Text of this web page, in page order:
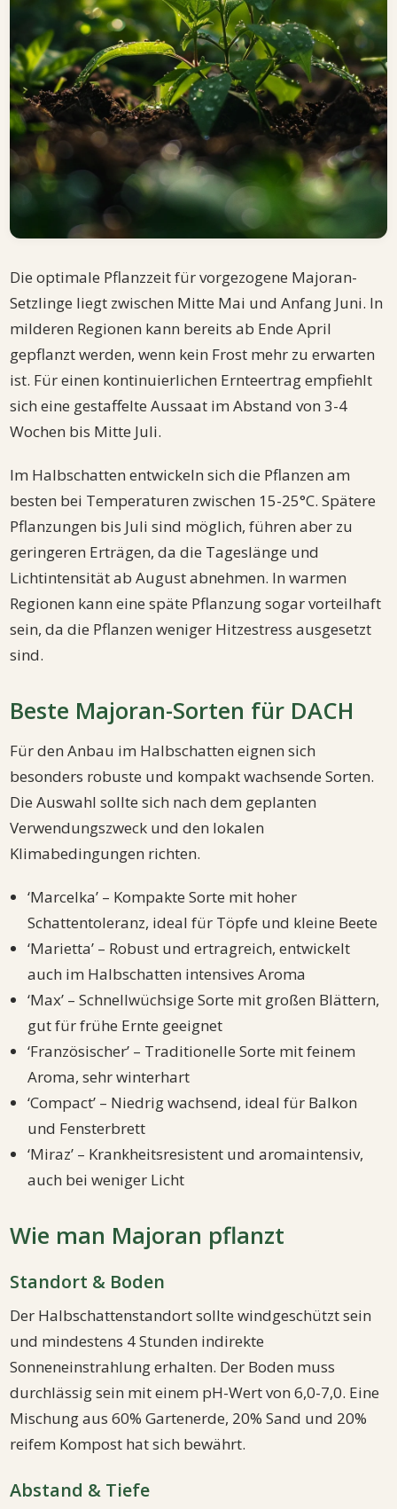
Die optimale Pflanzzeit für vorgezogene Majoran-
Setzlinge liegt zwischen Mitte Mai und Anfang Juni. In
milderen Regionen kann bereits ab Ende April
gepflanzt werden, wenn kein Frost mehr zu erwarten
ist. Für einen kontinuierlichen Ernteertrag empfiehlt
sich eine gestaffelte Aussaat im Abstand von 3-4
Wochen bis Mitte Juli.
Im Halbschatten entwickeln sich die Pflanzen am
besten bei Temperaturen zwischen 15-25°C. Spätere
Pflanzungen bis Juli sind möglich, führen aber zu
geringeren Erträgen, da die Tageslänge und
Lichtintensität ab August abnehmen. In warmen
Regionen kann eine späte Pflanzung sogar vorteilhaft
sein, da die Pflanzen weniger Hitzestress ausgesetzt
sind.
Beste Majoran-Sorten für DACH
Für den Anbau im Halbschatten eignen sich
besonders robuste und kompakt wachsende Sorten.
Die Auswahl sollte sich nach dem geplanten
Verwendungszweck und den lokalen
Klimabedingungen richten.
‘Marcelka’ – Kompakte Sorte mit hoher
Schattentoleranz, ideal für Töpfe und kleine Beete
‘Marietta’ – Robust und ertragreich, entwickelt
auch im Halbschatten intensives Aroma
‘Max’ – Schnellwüchsige Sorte mit großen Blättern,
gut für frühe Ernte geeignet
‘Französischer’ – Traditionelle Sorte mit feinem
Aroma, sehr winterhart
‘Compact’ – Niedrig wachsend, ideal für Balkon
und Fensterbrett
‘Miraz’ – Krankheitsresistent und aromaintensiv,
auch bei weniger Licht
Wie man Majoran pflanzt
Standort & Boden
Der Halbschattenstandort sollte windgeschützt sein
und mindestens 4 Stunden indirekte
Sonneneinstrahlung erhalten. Der Boden muss
durchlässig sein mit einem pH-Wert von 6,0-7,0. Eine
Mischung aus 60% Gartenerde, 20% Sand und 20%
reifem Kompost hat sich bewährt.
Abstand & Tiefe